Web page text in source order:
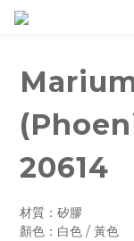
20614
材質：矽膠
顏色：白色 / 黃色